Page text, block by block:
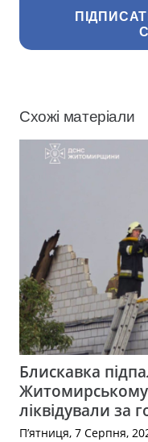
Схожі матеріали
Блискавка
ліквідували за
П’ятниця, 7 Серпня,